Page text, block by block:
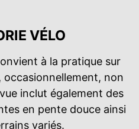
VÉLO
à la pratique sur
occasionnellement, non
inclut également des
en pente douce ainsi
variés.